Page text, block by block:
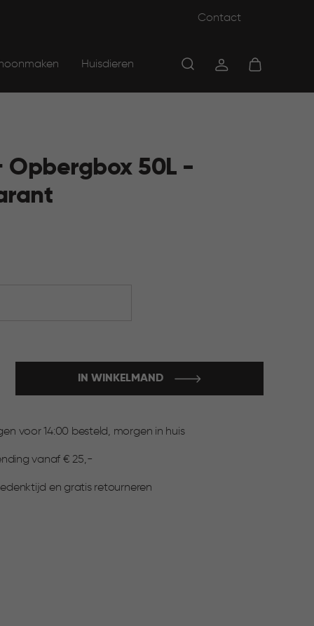
Contact
Huisdieren
Opbergbox 50L -
IN WINKELMAND
voor 14:00 besteld, morgen in huis
vanaf € 25,-
en gratis retourneren